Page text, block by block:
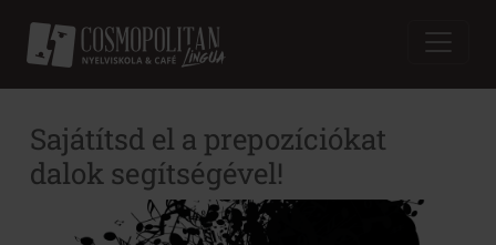
Sajátítsd el a prepozíciókat
dalok segítségével!